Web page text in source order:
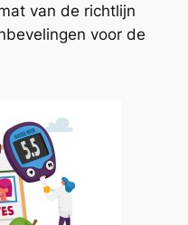
van de richtlijn
voor de